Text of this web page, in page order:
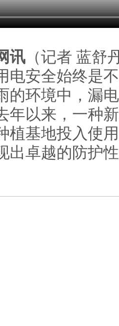
讯 （记者 蓝舒
电安全始终是
的环境中，漏
年以来，一种
植基地投入使
出卓越的防护